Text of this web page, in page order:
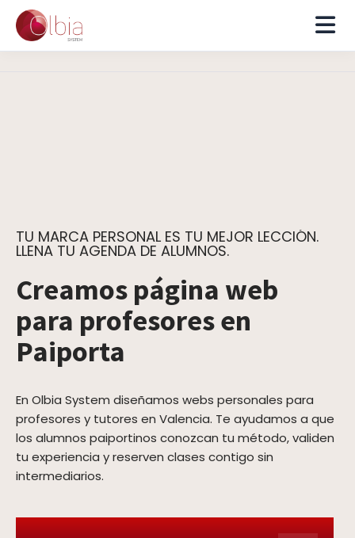
TU MARCA PERSONAL ES TU MEJOR LECCIÓN.
LLENA TU AGENDA DE ALUMNOS.
Creamos página web
para profesores en
Paiporta
En Olbia System diseñamos webs personales para
profesores y tutores en Valencia. Te ayudamos a que
los alumnos paiportinos conozcan tu método, validen
tu experiencia y reserven clases contigo sin
intermediarios.